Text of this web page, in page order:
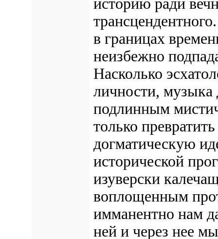
историю ради
в границах
неизбежно
Насколько
личности,
подлинным
только
догматическую
исторической
изуверски
воплощенным
имманентно нам
ней и через нее